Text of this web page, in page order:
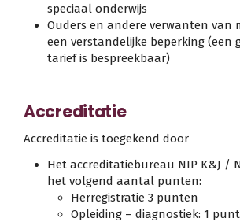
speciaal onderwijs
Ouders en andere verwanten van
een verstandelijke beperking (een
tarief is bespreekbaar)
Accreditatie
Accreditatie is toegekend door
Het accreditatiebureau NIP K&J /
het volgend aantal punten:
Herregistratie 3 punten
Opleiding – diagnostiek: 1 punt